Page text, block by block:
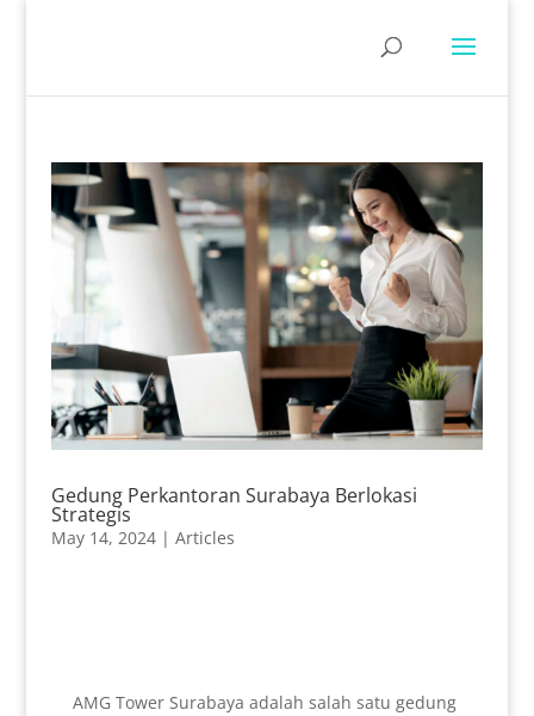
Gedung Perkantoran Surabaya Berlokasi
Strategis
May 14, 2024| Articles
AMG Tower Surabaya adalah salah satu gedung